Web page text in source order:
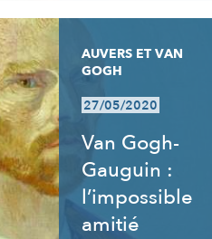
AUVERS ET VAN
GOGH
27/05/2020
Van Gogh-
Gauguin :
l’impossible
amitié